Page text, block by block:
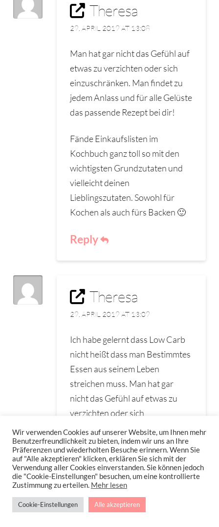
Theresa
29. APRIL 2019 AT 13:08
Man hat gar nicht das Gefühl auf
etwas zu verzichten oder sich
einzuschränken. Man findet zu
jedem Anlass und für alle Gelüste
das passende Rezept bei dir!
Fände Einkaufslisten im
Kochbuch ganz toll so mit den
wichtigsten Grundzutaten und
vielleicht deinen
Lieblingszutaten. Sowohl für
Kochen als auch fürs Backen 🙂
Reply
Theresa
29. APRIL 2019 AT 13:09
Ich habe gelernt dass Low Carb
nicht heißt dass man Bestimmtes
Essen aus seinem Leben
streichen muss. Man hat gar
nicht das Gefühl auf etwas zu
verzichten oder sich
einzuschränken. Man findet zu
jedem Anlass und für alle Gelüste
das passende Rezept bei dir!
Fände Einkaufslisten im
Kochbuch ganz toll so mit den
wichtigsten Grundzutaten und
Wir verwenden Cookies auf unserer Website, um Ihnen mehr
Benutzerfreundlichkeit zu bieten, indem wir uns an Ihre
Präferenzen und wiederholten Besuche erinnern. Wenn Sie
auf "Alle akzeptieren" klicken, erklären Sie sich mit der
Verwendung aller Cookies einverstanden. Sie können jedoch
die "Cookie-Einstellungen" besuchen, um eine kontrollierte
Zustimmung zu erteilen. Mehr lesen
Cookie-Einstellungen Alle akzeptieren